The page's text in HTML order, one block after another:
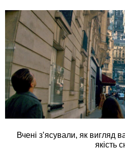
Вчені з’ясували, як вигляд
якість